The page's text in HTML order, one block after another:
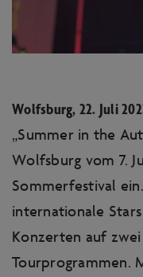
Wolfsburg, 22. Juli
„Summer in the
Wolfsburg vom 7.
Sommerfestival
internationale
Konzerten auf
Tourprogrammen.